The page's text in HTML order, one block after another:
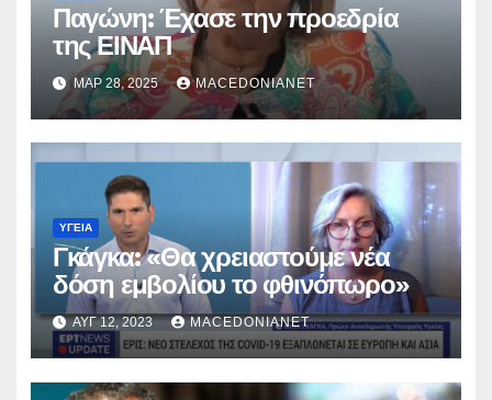
Παγώνη: Έχασε την προεδρία
της ΕΙΝΑΠ
ΜΑΡ 28, 2025 MACEDONIANET
ΥΓΕΊΑ
Γκάγκα: «Θα χρειαστούμε νέα
δόση εμβολίου το φθινόπωρο»
ΑΥΓ 12, 2023 MACEDONIANET